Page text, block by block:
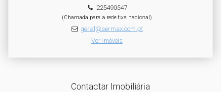
225490547
(Chamada para a rede fixa nacional)
geral@sermax.com.pt
Ver Imóveis
Contactar Imobiliária